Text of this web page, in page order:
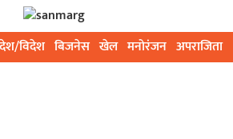
देश/विदेश बिजनेस खेल मनोरंजन अपराजिता